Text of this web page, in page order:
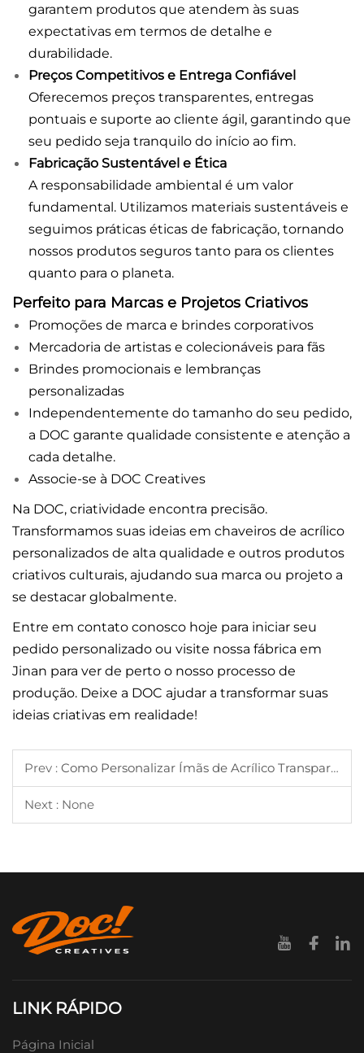
garantem produtos que atendem às suas
expectativas em termos de detalhe e
durabilidade.
Preços Competitivos e Entrega Confiável
Oferecemos preços transparentes, entregas
pontuais e suporte ao cliente ágil, garantindo que
seu pedido seja tranquilo do início ao fim.
Fabricação Sustentável e Ética
A responsabilidade ambiental é um valor
fundamental. Utilizamos materiais sustentáveis e
seguimos práticas éticas de fabricação, tornando
nossos produtos seguros tanto para os clientes
quanto para o planeta.
Perfeito para Marcas e Projetos Criativos
Promoções de marca e brindes corporativos
Mercadoria de artistas e colecionáveis para fãs
Brindes promocionais e lembranças
personalizadas
Independentemente do tamanho do seu pedido,
a DOC garante qualidade consistente e atenção a
cada detalhe.
Associe-se à DOC Creatives
Na DOC, criatividade encontra precisão.
Transformamos suas ideias em chaveiros de acrílico
personalizados de alta qualidade e outros produtos
criativos culturais, ajudando sua marca ou projeto a
se destacar globalmente.
Entre em contato conosco hoje para iniciar seu
pedido personalizado ou visite nossa fábrica em
Jinan para ver de perto o nosso processo de
produção. Deixe a DOC ajudar a transformar suas
ideias criativas em realidade!
Prev : Como Personalizar Ímãs de Acrílico Transparente com Impressão?
Next : None
LINK RÁPIDO
Página Inicial